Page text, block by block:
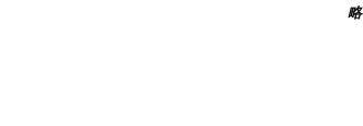
切的过程。 启动变革需要对初创企业
并非单一事件，而是一个持续的过